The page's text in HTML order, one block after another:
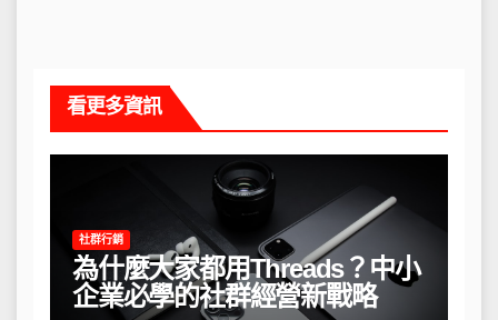
看更多資訊
社群行銷
為什麼大家都用Threads？中小
企業必學的社群經營新戰略